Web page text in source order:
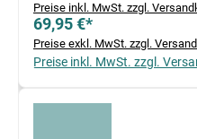
Preise inkl. MwSt. zzgl.
69,95 €*
Preise exkl. MwSt. zzgl.
Preise inkl. MwSt. zzgl.